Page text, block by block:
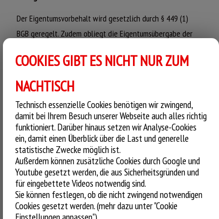
Der Eigentumsvorbehalt wird gesetzlich durch § 449 (1)
BGB geregelt. Zudem obliegt die Eigentumsübergabe der
die gelieferte Ware bis zur vollständigen Zahlung des
Kaufpreises im Eigentum der Call a Pizza Marketing GmbH
bleibt.
§ 5 Gewährleistung & Mängelhaftung
(1) Die Gewährleistungsrechte des Kunden richten sich nach
den allgemeinen gesetzlichen Vorschriften, soweit
nachfolgend nichts anderes bestimmt ist. Für
Schadensersatzansprüche des Kunden gegenüber dem
Anbieter gilt die Regelung in § 6 dieser AGB.
(2)Eine Garantie wird von dem Anbieter nicht erklärt.
COOKIES GIBT ES NICHT NUR ZUM
NACHTISCH
Technisch essenzielle Cookies benötigen wir zwingend,
damit bei Ihrem Besuch unserer Webseite auch alles richtig
funktioniert. Darüber hinaus setzen wir Analyse-Cookies
ein, damit einen Überblick über die Last und generelle
statistische Zwecke möglich ist.
Außerdem können zusätzliche Cookies durch Google und
Youtube gesetzt werden, die aus Sicherheitsgründen und
für eingebettete Videos notwendig sind.
Sie können festlegen, ob die nicht zwingend notwendigen
Cookies gesetzt werden. (mehr dazu unter "Cookie